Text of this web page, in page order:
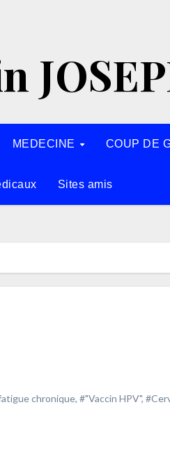
MEDECINE COUP DE
Sites amis
chronique, #"Vaccin HPV",